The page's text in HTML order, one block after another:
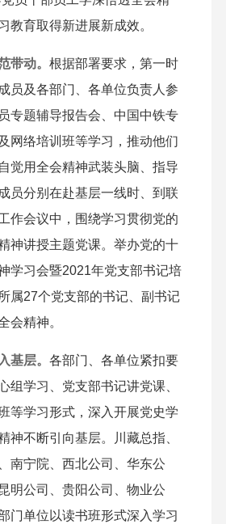
教育取得新进展新成效。
带动。 根据部署要求，第一时
员及各部门、各单位负责人参
专题辅导报告会、中国中铁专
网络培训班等学习，推动他们
觉用全会精神武装头脑、指导
员分别在赴基层一线时、到联
作会议中，围绕学习贯彻党的
神讲授主题党课。举办党的十
学习会暨2021年党支部书记培
属27个党支部的书记、副书记
会精神。
层。 各部门、各单位紧扣要
组学习、党支部书记讲党课、
等学习形式，深入开展党史学
神不断引向基层。川藏总指、
南宁院、西北公司、华东公
明公司、贵阳公司、物业公
门单位以读书班形式深入学习